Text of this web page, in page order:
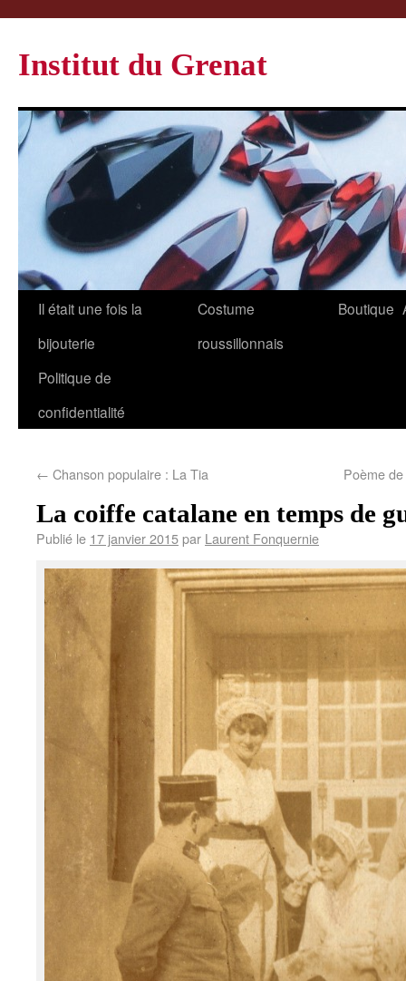
Institut du Grenat
Il était une fois la
bijouterie
Costume
roussillonnais
Boutique
Politique de
confidentialité
← Chanson populaire : La Tia Poème
La coiffe catalane en temps de
Publié le 17 janvier 2015par Laurent Fonquernie